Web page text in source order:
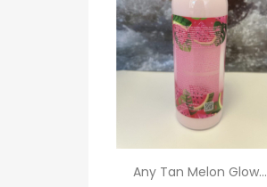
Any Tan Melon Glow...